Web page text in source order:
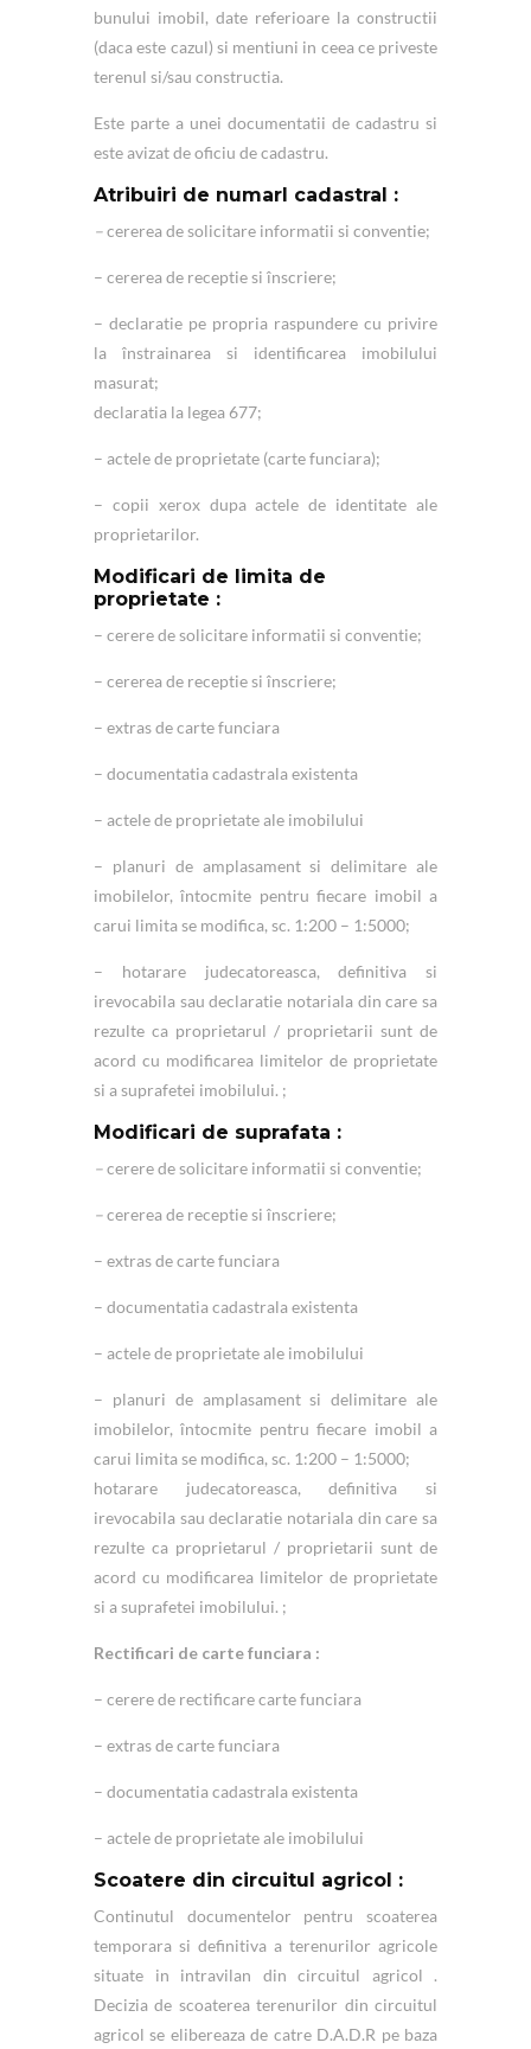
bunului imobil, date referioare la constructii
(daca este cazul) si mentiuni in ceea ce priveste
terenul si/sau constructia.
Este parte a unei documentatii de cadastru si
este avizat de oficiu de cadastru.
Atribuiri de numarl cadastral :
–cererea de solicitare informatii si conventie;
– cererea de receptie si înscriere;
– declaratie pe propria raspundere cu privire
la înstrainarea si identificarea imobilului
masurat;
declaratia la legea 677;
– actele de proprietate (carte funciara);
– copii xerox dupa actele de identitate ale
proprietarilor.
Modificari de limita de
proprietate :
– cerere de solicitare informatii si conventie;
– cererea de receptie si înscriere;
– extras de carte funciara
– documentatia cadastrala existenta
– actele de proprietate ale imobilului
– planuri de amplasament si delimitare ale
imobilelor, întocmite pentru fiecare imobil a
carui limita se modifica, sc. 1:200 – 1:5000;
– hotarare judecatoreasca, definitiva si
irevocabila sau declaratie notariala din care sa
rezulte ca proprietarul / proprietarii sunt de
acord cu modificarea limitelor de proprietate
si a suprafetei imobilului. ;
Modificari de suprafata :
–cerere de solicitare informatii si conventie;
–cererea de receptie si înscriere;
– extras de carte funciara
– documentatia cadastrala existenta
– actele de proprietate ale imobilului
– planuri de amplasament si delimitare ale
imobilelor, întocmite pentru fiecare imobil a
carui limita se modifica, sc. 1:200 – 1:5000;
hotarare judecatoreasca, definitiva si
irevocabila sau declaratie notariala din care sa
rezulte ca proprietarul / proprietarii sunt de
acord cu modificarea limitelor de proprietate
si a suprafetei imobilului. ;
Rectificari de carte funciara :
– cerere de rectificare carte funciara
– extras de carte funciara
– documentatia cadastrala existenta
– actele de proprietate ale imobilului
Scoatere din circuitul agricol :
Continutul documentelor pentru scoaterea
temporara si definitiva a terenurilor agricole
situate in intravilan din circuitul agricol .
Decizia de scoaterea terenurilor din circuitul
agricol se elibereaza de catre D.A.D.R pe baza